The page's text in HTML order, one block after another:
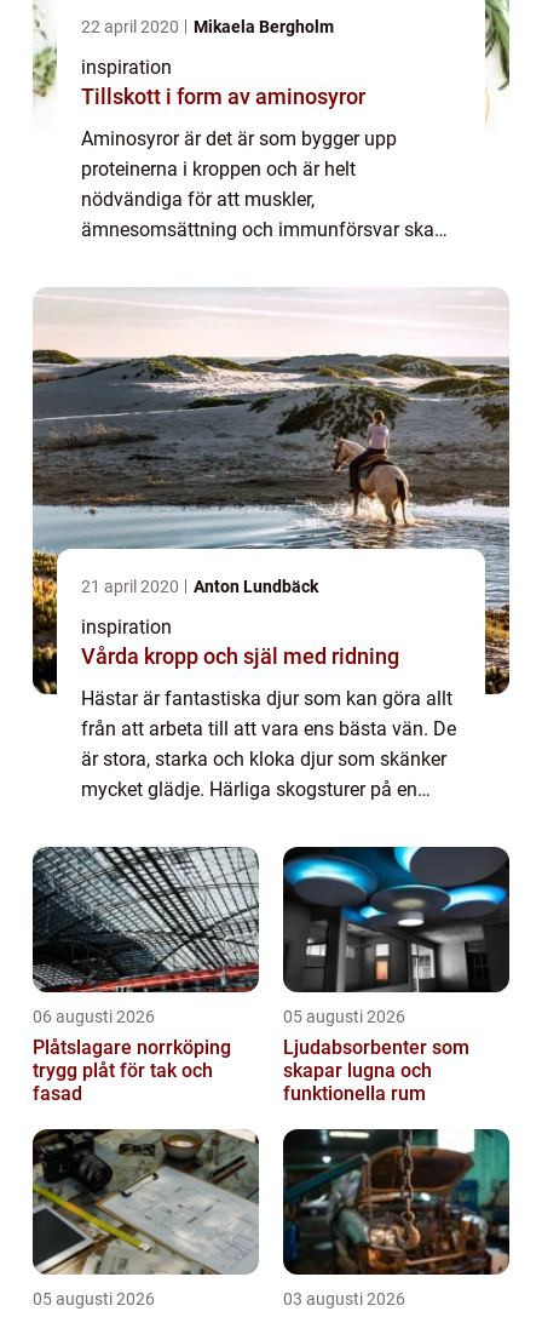
22 april 2020 Mikaela Bergholm
inspiration
Tillskott i form av aminosyror
Aminosyror är det är som bygger upp
proteinerna i kroppen och är helt
nödvändiga för att muskler,
ämnesomsättning och immunförsvar ska
aminosyror som bildar protei...
21 april 2020 Anton Lundbäck
inspiration
Vårda kropp och själ med ridning
Hästar är fantastiska djur som kan göra allt
från att arbeta till att vara ens bästa vän. De
är stora, starka och kloka djur som skänker
mycket glädje. Härliga skogsturer på en
06 augusti 2026
Plåtslagare norrköping
trygg plåt för tak och
fasad
05 augusti 2026
Ljudabsorbenter som
skapar lugna och
funktionella rum
05 augusti 2026 03 augusti 2026